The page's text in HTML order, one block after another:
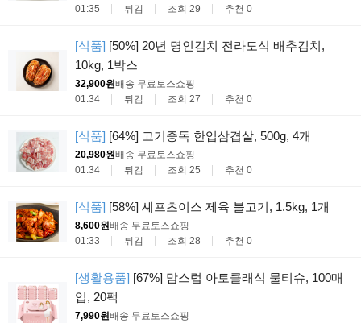
01:35
튀김 조회 29 추천 0
[식품] [50%] 20년 명인김치 전라도식 배추김치,
10kg, 1박스
32,900원배송 무료토스쇼핑
01:34
튀김 조회 27 추천 0
[식품] [64%] 고기중독 한입삼겹살, 500g, 4개
20,980원배송 무료토스쇼핑
01:34
튀김 조회 25 추천 0
[식품] [58%] 셰프초이스 제육 불고기, 1.5kg, 1개
8,600원배송 무료토스쇼핑
01:33
튀김 조회 28 추천 0
[생활용품] [67%] 맘스럽 아토클래식 물티슈, 100매
입, 20팩
7,990원배송 무료토스쇼핑